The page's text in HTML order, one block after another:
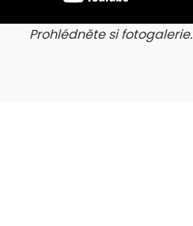
Prohlédněte si fotogalerie.